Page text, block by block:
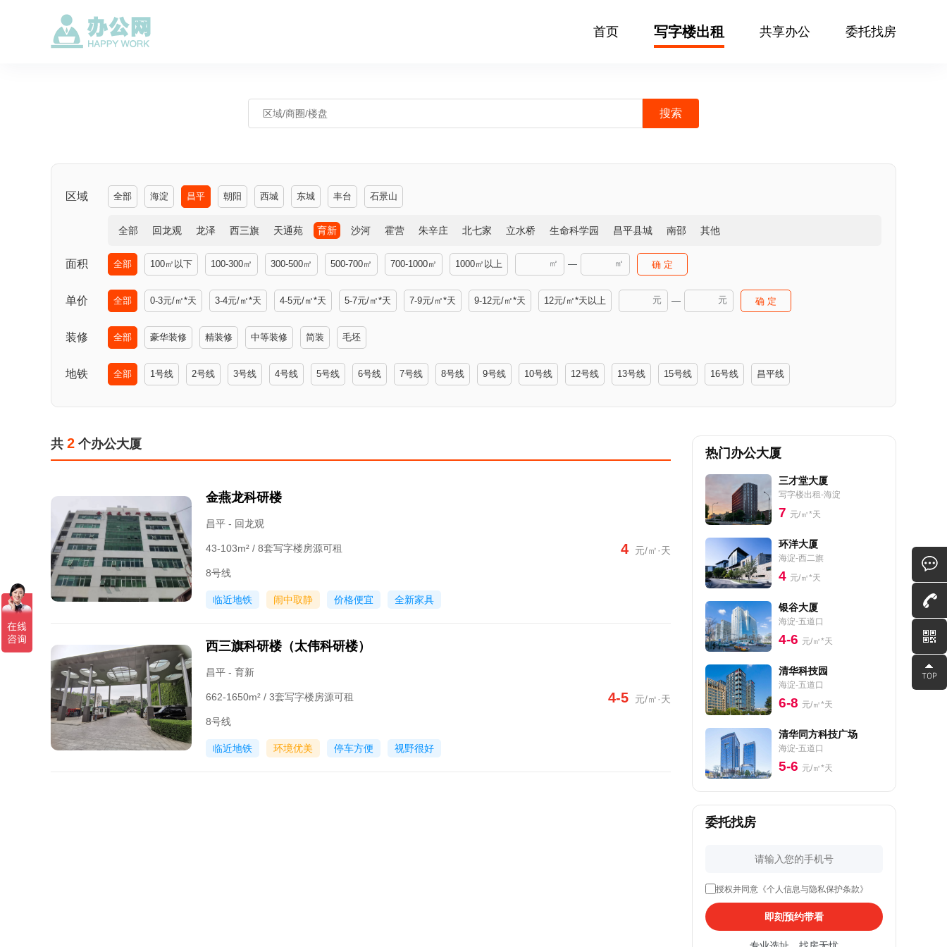
首页 写字楼出租 共享办公 委托找房
区域 全部 海淀 昌平 朝阳 西城 东城 丰台 石景山
全部 回龙观 龙泽 西三旗 天通苑 育新 沙河 霍营 朱辛庄 北七家 立水桥 生命科学园 昌平县城 南邵 其他
面积 全部 100㎡以下 100-300㎡ 300-500㎡ 500-700㎡ 700-1000㎡ 1000㎡以上 ㎡ — ㎡ 确 定
单价 全部 0-3元/㎡*天 3-4元/㎡*天 4-5元/㎡*天 5-7元/㎡*天 7-9元/㎡*天 9-12元/㎡*天 12元/㎡*天以上 元 — 元 确 定
装修 全部 豪华装修 精装修 中等装修 简装 毛坯
地铁 全部 1号线 2号线 3号线 4号线 5号线 6号线 7号线 8号线 9号线 10号线 12号线 13号线 15号线 16号线 昌平线
共 2 个办公大厦
金燕龙科研楼
昌平 - 回龙观
43-103m² / 8套写字楼房源可租
8号线
临近地铁 闹中取静 价格便宜 全新家具
4 元/㎡·天
西三旗科研楼（太伟科研楼）
昌平 - 育新
662-1650m² / 3套写字楼房源可租
8号线
临近地铁 环境优美 停车方便 视野很好
4-5 元/㎡·天
热门办公大厦
三才堂大厦
写字楼出租-海淀
7 元/㎡*天
环洋大厦
海淀-西二旗
4 元/㎡*天
银谷大厦
海淀-五道口
4-6 元/㎡*天
清华科技园
海淀-五道口
6-8 元/㎡*天
清华同方科技广场
海淀-五道口
5-6 元/㎡*天
委托找房
授权并同意《个人信息与隐私保护条款》
即刻预约带看